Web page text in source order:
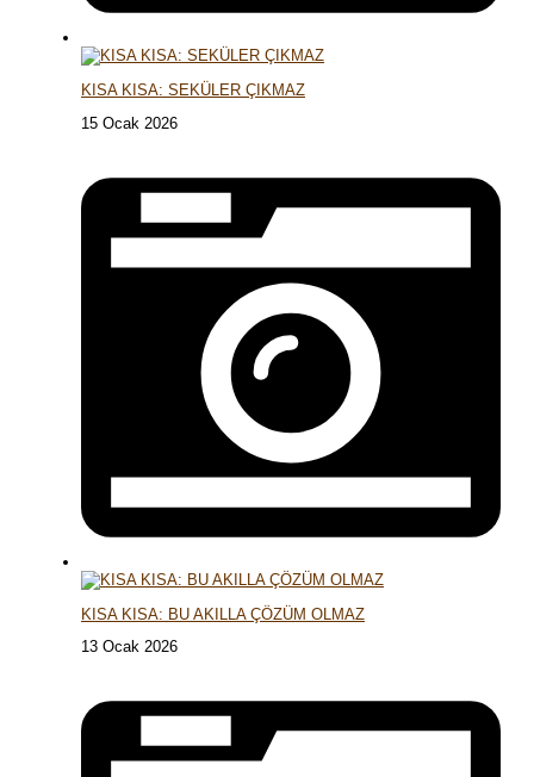
KISA KISA: SEKÜLER ÇIKMAZ
15 Ocak 2026
KISA KISA: BU AKILLA ÇÖZÜM OLMAZ
13 Ocak 2026